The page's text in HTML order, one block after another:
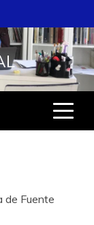
de Fuente